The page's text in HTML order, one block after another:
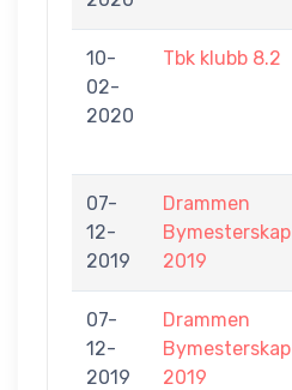
10-
02-
2020
Tbk klubb 8.2
07-
12-
2019
Drammen
Bymesterskap
2019
07-
12-
2019
Drammen
Bymesterskap
2019